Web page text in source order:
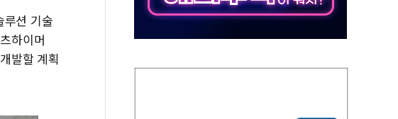
김민석에 '뻔뻔' 받아친 정청래…제주 연설서 신경전 고조
ISA 개편 재검토 지시…與 "적극 환영"·野 "졸속 국정"
루션 기술
하이머
발할 계획